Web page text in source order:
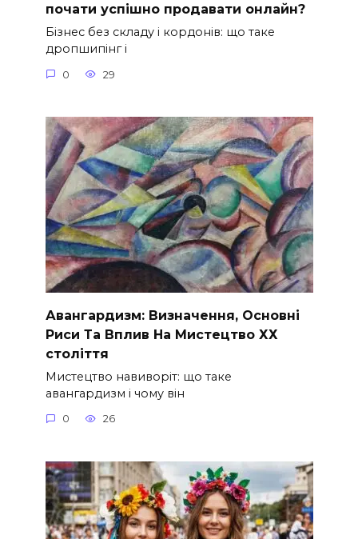
почати успішно продавати онлайн?
Бізнес без складу і кордонів: що таке
дропшипінг і
0 29
Авангардизм: Визначення, Основні
Риси Та Вплив На Мистецтво ХХ
століття
Мистецтво навиворіт: що таке
авангардизм і чому він
0 26